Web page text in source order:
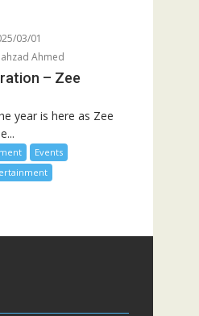
03/01
Ahmed
– Zee
year is here as Zee
Events